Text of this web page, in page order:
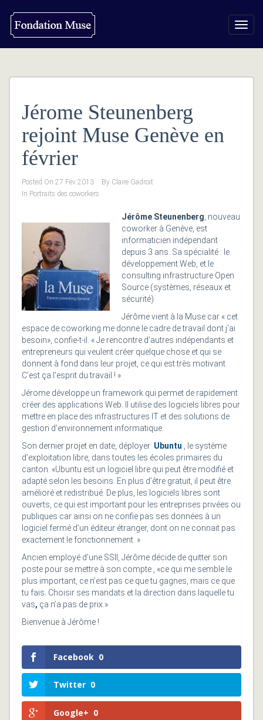
Jérome Steunenberg
rejoint Muse Genève en
février
Posted On 27 Fév 2013 By Claire Gadroit
In Portraits des coworkers
Jérôme Steunenberg , nouveau
coworker à Genève, est
informaticien indépendant
depuis 3 ans. Sa spécialité : le
développement Web, et le
consulting infrastructure Open
Source (systèmes, réseaux et
sécurité).
Jérôme vient à la Muse car « cet
espace de coworking me donne le cadre de travail dont j’ai
besoin», confie-t-il. « Je rencontre d’autres indépendants et
entrepreneurs qui veulent créer quelque chose et qui se
donnent à fond dans leur projet, ce qui est très motivant.
C’est ça l’esprit du travail ! »
Jérome développe un framework qui permet de rapidement
créer des applications Web. Il utilise des logiciels libres pour
mettre en place des infrastructures IT et des solutions de
gestion d’environnement informatique.
Son dernier projet en date, déployer Ubuntu
, le système
d’exploitation libre, dans toutes les écoles primaires du
canton. «Ubuntu est un logiciel libre qui peut être modifié et
adapté selon les besoins. En plus d’être gratuit, il peut être
amélioré et redistribué. De plus, les logiciels libres sont
ouverts, ce qui est important pour les entreprises privées ou
publiques car ainsi on ne confie pas ses données à un
logiciel fermé d’un éditeur étranger, dont on ne connait pas
exactement le fonctionnement. »
Ancien employé d’une SSII, Jérôme décide de quitter son
poste pour se mettre à son compte , «ce qui me semble le
plus important, ce n’est pas ce que tu gagnes, mais ce que
tu fais. Choisir ses mandats et la direction dans laquelle tu
vas, ça n’a pas de prix.»
Bienvenue à Jérôme !
Facebook 0
Twitter 0
Google+ 0